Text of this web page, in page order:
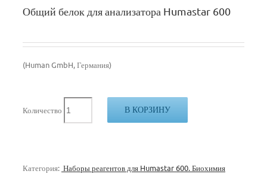
Общий белок для анализатора Humastar 600
(Human GmbH, Германия)
Количество В КОРЗИНУ
Категория: Наборы реагентов для Humastar 600. Биохимия